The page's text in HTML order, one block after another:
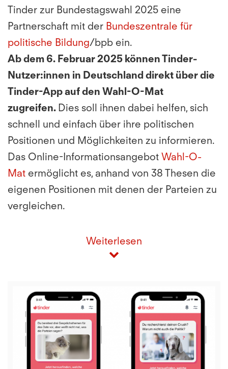
Tinder zur Bundestagswahl 2025 eine
Partnerschaft mit der Bundeszentrale für
politische Bildung/bpb ein.
Ab dem 6. Februar 2025 können Tinder-
Nutzer:innen in Deutschland direkt über die
Tinder-App auf den Wahl-O-Mat
zugreifen. Dies soll ihnen dabei helfen, sich
schnell und einfach über ihre politischen
Positionen und Möglichkeiten zu informieren.
Das Online-Informationsangebot Wahl-O-
Mat ermöglicht es, anhand von 38 Thesen die
eigenen Positionen mit denen der Parteien zu
vergleichen.
Weiterlesen